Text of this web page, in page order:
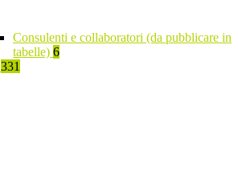
Consulenti e collaboratori (da pubblicare in
tabelle) 6
331